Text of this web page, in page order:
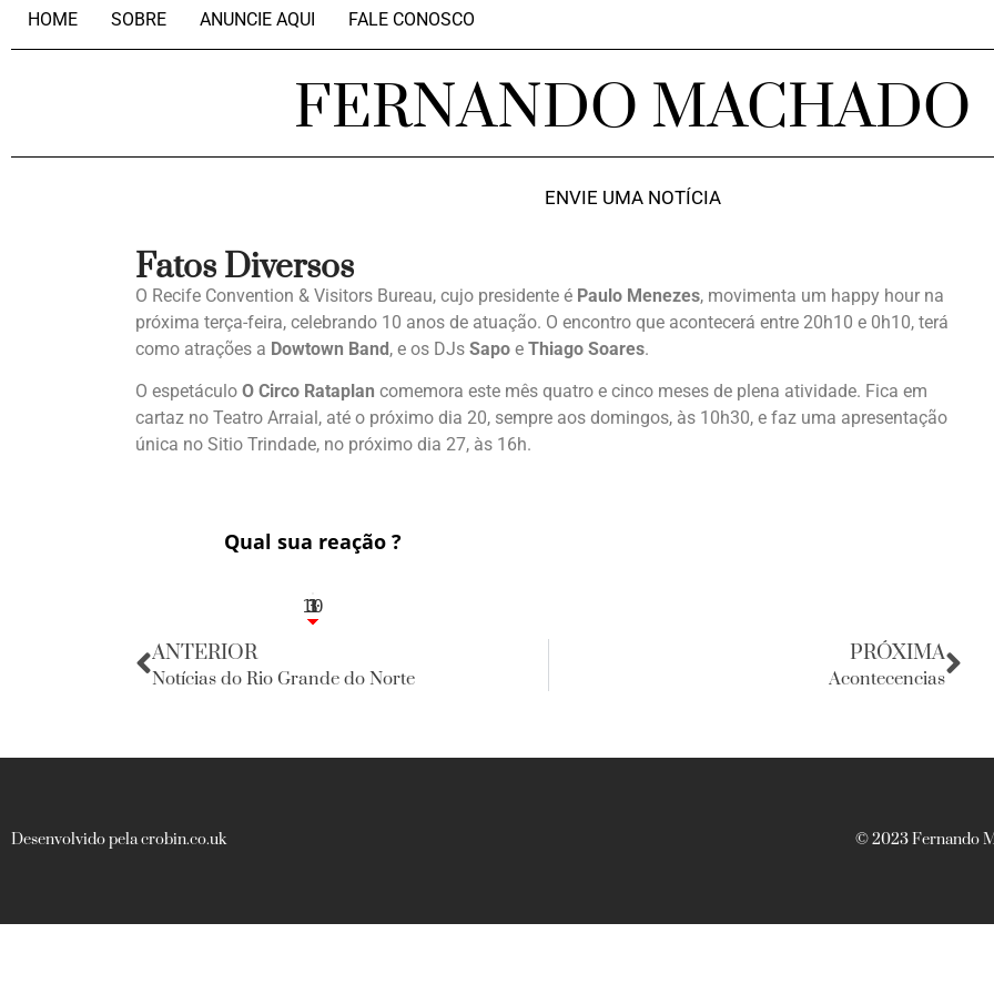
HOME SOBRE ANUNCIE AQUI FALE CONOSCO
FERNANDO MACHADO
ENVIE UMA NOTÍCIA
Fatos Diversos
O Recife Convention & Visitors Bureau, cujo presidente é Paulo Menezes, movimenta um happy hour na
próxima terça-feira, celebrando 10 anos de atuação. O encontro que acontecerá entre 20h10 e 0h10, terá
como atrações a Dowtown Band, e os DJs Sapo e Thiago Soares.
O espetáculo O Circo Rataplan comemora este mês quatro e cinco meses de plena atividade. Fica em
cartaz no Teatro Arraial, até o próximo dia 20, sempre aos domingos, às 10h30, e faz uma apresentação
única no Sitio Trindade, no próximo dia 27, às 16h.
Qual sua reação ?
3
1
1
3
10
ANTERIOR
Notícias do Rio Grande do Norte
PRÓXIMA
Acontecencias
Desenvolvido pela crobin.co.uk © 2023 Fernando